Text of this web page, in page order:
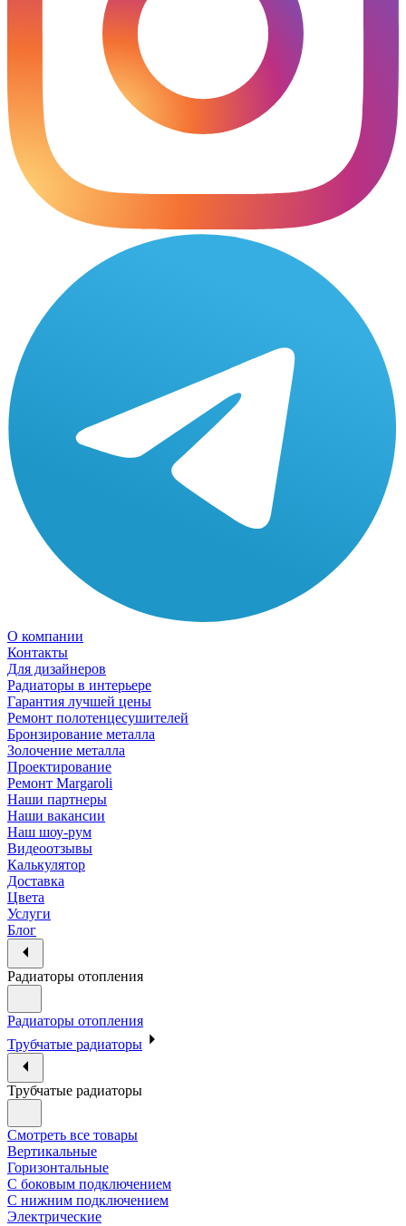
О компании
Контакты
Для дизайнеров
Радиаторы в интерьере
Гарантия лучшей цены
Ремонт полотенцесушителей
Бронзирование металла
Золочение металла
Проектирование
Ремонт Margaroli
Наши партнеры
Наши вакансии
Наш шоу-рум
Видеоотзывы
Калькулятор
Доставка
Цвета
Услуги
Блог
Радиаторы отопления
Радиаторы отопления
Трубчатые радиаторы
Трубчатые радиаторы
Смотреть все товары
Вертикальные
Горизонтальные
С боковым подключением
С нижним подключением
Электрические